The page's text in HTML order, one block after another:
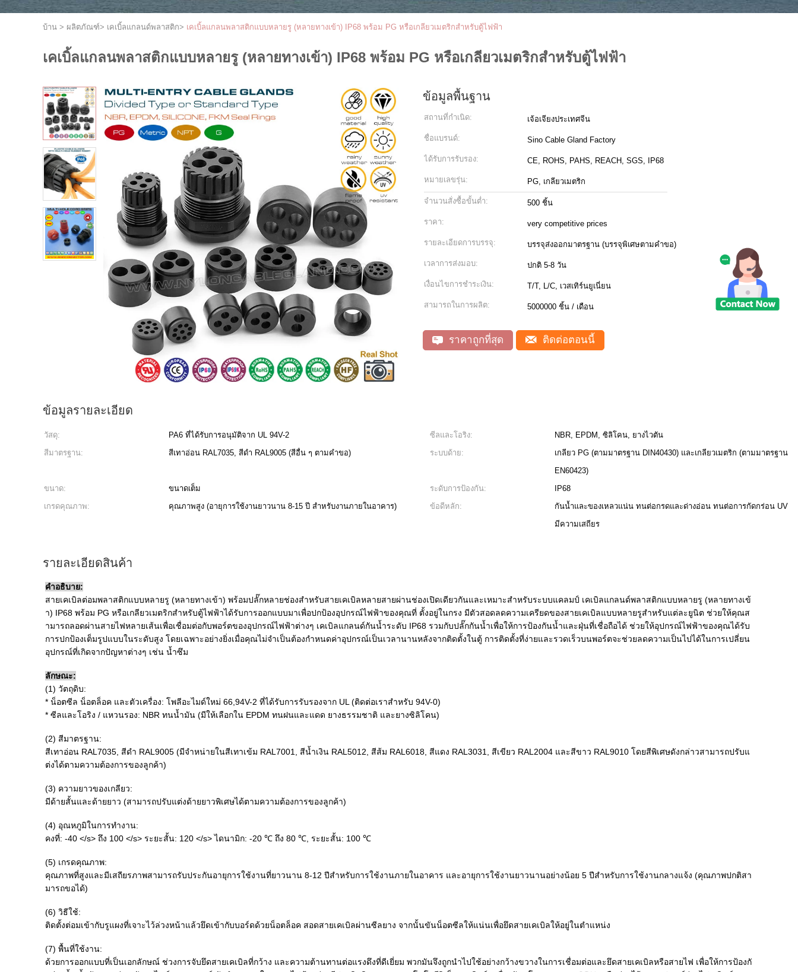
บ้าน > ผลิตภัณฑ์> เคเบิ้ลแกลนด์พลาสติก> เคเบิ้ลแกลนพลาสติกแบบหลายรู (หลายทางเข้า) IP68 พร้อม PG หรือเกลียวเมตริกสำหรับตู้ไฟฟ้า
เคเบิ้ลแกลนพลาสติกแบบหลายรู (หลายทางเข้า) IP68 พร้อม PG หรือเกลียวเมตริกสำหรับตู้ไฟฟ้า
ข้อมูลพื้นฐาน
สถานที่กำเนิด: เจ้อเจียงประเทศจีน
ชื่อแบรนด์: Sino Cable Gland Factory
ได้รับการรับรอง: CE, ROHS, PAHS, REACH, SGS, IP68
หมายเลขรุ่น: PG, เกลียวเมตริก
จำนวนสั่งซื้อขั้นต่ำ: 500 ชิ้น
ราคา: very competitive prices
รายละเอียดการบรรจุ: บรรจุส่งออกมาตรฐาน (บรรจุพิเศษตามคำขอ)
เวลาการส่งมอบ: ปกติ 5-8 วัน
เงื่อนไขการชำระเงิน: T/T, L/C, เวสเทิร์นยูเนี่ยน
สามารถในการผลิต: 5000000 ชิ้น / เดือน
ราคาถูกที่สุด ติดต่อตอนนี้
ข้อมูลรายละเอียด
วัสดุ: PA6 ที่ได้รับการอนุมัติจาก UL 94V-2 ซีลและโอริง:
NBR, EPDM, ซิลิโคน, ยางไวตัน
สีมาตรฐาน:
สีเทาอ่อน RAL7035, สีดำ RAL9005 (สีอื่น ๆ ตามคำขอ) ระบบด้าย:
เกลียว PG (ตามมาตรฐาน DIN40430) และเกลียวเมตริก (ตามมาตรฐาน
EN60423)
ขนาด:
ขนาดเต็ม ระดับการป้องกัน:
IP68
เกรดคุณภาพ:
คุณภาพสูง (อายุการใช้งานยาวนาน 8-15 ปี สำหรับงานภายในอาคาร) ข้อดีหลัก:
กันน้ำและของเหลวแน่น ทนต่อกรดและด่างอ่อน ทนต่อการกัดกร่อน UV
มีความเสถียร
รายละเอียดสินค้า
คําอธิบาย:
สายเคเบิลต่อมพลาสติกแบบหลายรู (หลายทางเข้า) พร้อมปลั๊กหลายช่องสำหรับสายเคเบิลหลายสายผ่านช่องเปิดเดียวกันและเหมาะสำหรับระบบแคลมป์ เคเบิลแกลนด์พลาสติกแบบหลายรู (หลายทางเข้
า) IP68 พร้อม PG หรือเกลียวเมตริกสำหรับตู้ไฟฟ้าได้รับการออกแบบมาเพื่อปกป้องอุปกรณ์ไฟฟ้าของคุณที่ ตั้งอยู่ในกรง มีตัวสอดลดความเครียดของสายเคเบิลแบบหลายรูสำหรับแต่ละยูนิต ช่วยให้คุณส
ามารถลอดผ่านสายไฟหลายเส้นเพื่อเชื่อมต่อกับพอร์ตของอุปกรณ์ไฟฟ้าต่างๆ เคเบิลแกลนด์กันน้ำระดับ IP68 รวมกับปลั๊กกันน้ำเพื่อให้การป้องกันน้ำและฝุ่นที่เชื่อถือได้ ช่วยให้อุปกรณ์ไฟฟ้าของคุณได้รับ
การปกป้องเต็มรูปแบบในระดับสูง โดยเฉพาะอย่างยิ่งเมื่อคุณไม่จำเป็นต้องกำหนดค่าอุปกรณ์เป็นเวลานานหลังจากติดตั้งในตู้ การติดตั้งที่ง่ายและรวดเร็วบนพอร์ตจะช่วยลดความเป็นไปได้ในการเปลี่ยน
อุปกรณ์ที่เกิดจากปัญหาต่างๆ เช่น น้ำซึม
ลักษณะ:
(1) วัตถุดิบ:
* น็อตซีล น็อตล็อค และตัวเครื่อง: โพลีอะไมด์ใหม่ 66,94V-2 ที่ได้รับการรับรองจาก UL (ติดต่อเราสำหรับ 94V-0)
* ซีลและโอริง / แหวนรอง: NBR ทนน้ำมัน (มีให้เลือกใน EPDM ทนฝนและแดด ยางธรรมชาติ และยางซิลิโคน)
(2) สีมาตรฐาน:
สีเทาอ่อน RAL7035, สีดำ RAL9005 (มีจำหน่ายในสีเทาเข้ม RAL7001, สีน้ำเงิน RAL5012, สีส้ม RAL6018, สีแดง RAL3031, สีเขียว RAL2004 และสีขาว RAL9010 โดยสีพิเศษดังกล่าวสามารถปรับแ
ต่งได้ตามความต้องการของลูกค้า)
(3) ความยาวของเกลียว:
มีด้ายสั้นและด้ายยาว (สามารถปรับแต่งด้ายยาวพิเศษได้ตามความต้องการของลูกค้า)
(4) อุณหภูมิในการทำงาน:
คงที่: -40 </s> ถึง 100 </s> ระยะสั้น: 120 </s> ไดนามิก: -20 ℃ ถึง 80 ℃, ระยะสั้น: 100 ℃
(5) เกรดคุณภาพ:
คุณภาพที่สูงและมีเสถียรภาพสามารถรับประกันอายุการใช้งานที่ยาวนาน 8-12 ปีสำหรับการใช้งานภายในอาคาร และอายุการใช้งานยาวนานอย่างน้อย 5 ปีสำหรับการใช้งานกลางแจ้ง (คุณภาพปกติสา
มารถขอได้)
(6) วิธีใช้:
ติดตั้งต่อมเข้ากับรูแผงที่เจาะไว้ล่วงหน้าแล้วยึดเข้ากับบอร์ดด้วยน็อตล็อค สอดสายเคเบิลผ่านซีลยาง จากนั้นขันน็อตซีลให้แน่นเพื่อยึดสายเคเบิลให้อยู่ในตำแหน่ง
(7) พื้นที่ใช้งาน:
ด้วยการออกแบบที่เป็นเอกลักษณ์ ช่วงการจับยึดสายเคเบิลที่กว้าง และความต้านทานต่อแรงดึงที่ดีเยี่ยม พวกมันจึงถูกนำไปใช้อย่างกว้างขวางในการเชื่อมต่อและยึดสายเคเบิลหรือสายไฟ เพื่อให้การป้องกั